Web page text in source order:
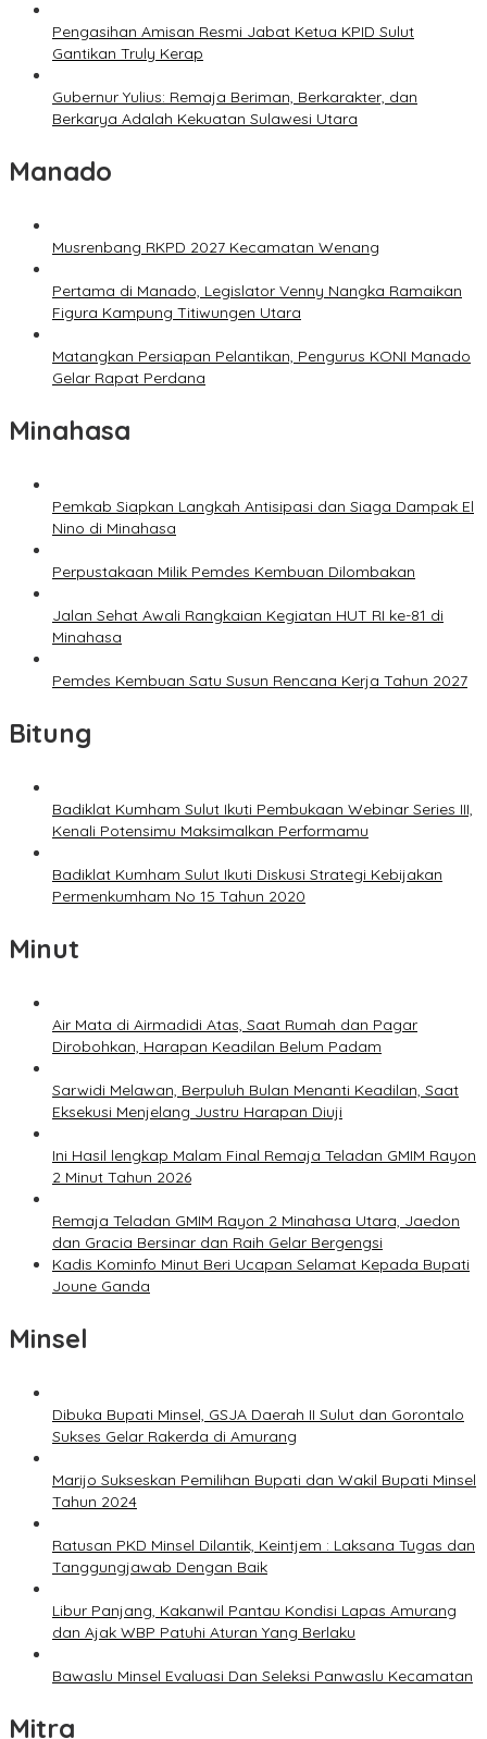
Pengasihan Amisan Resmi Jabat Ketua KPID Sulut
Gantikan Truly Kerap
Gubernur Yulius: Remaja Beriman, Berkarakter, dan
Berkarya Adalah Kekuatan Sulawesi Utara
Manado
Musrenbang RKPD 2027 Kecamatan Wenang
Pertama di Manado, Legislator Venny Nangka Ramaikan
Figura Kampung Titiwungen Utara
Matangkan Persiapan Pelantikan, Pengurus KONI Manado
Gelar Rapat Perdana
Minahasa
Pemkab Siapkan Langkah Antisipasi dan Siaga Dampak El
Nino di Minahasa
Perpustakaan Milik Pemdes Kembuan Dilombakan
Jalan Sehat Awali Rangkaian Kegiatan HUT RI ke-81 di
Minahasa
Pemdes Kembuan Satu Susun Rencana Kerja Tahun 2027
Bitung
Badiklat Kumham Sulut Ikuti Pembukaan Webinar Series III,
Kenali Potensimu Maksimalkan Performamu
Badiklat Kumham Sulut Ikuti Diskusi Strategi Kebijakan
Permenkumham No 15 Tahun 2020
Minut
Air Mata di Airmadidi Atas, Saat Rumah dan Pagar
Dirobohkan, Harapan Keadilan Belum Padam
Sarwidi Melawan, Berpuluh Bulan Menanti Keadilan, Saat
Eksekusi Menjelang Justru Harapan Diuji
Ini Hasil lengkap Malam Final Remaja Teladan GMIM Rayon
2 Minut Tahun 2026
Remaja Teladan GMIM Rayon 2 Minahasa Utara, Jaedon
dan Gracia Bersinar dan Raih Gelar Bergengsi
Kadis Kominfo Minut Beri Ucapan Selamat Kepada Bupati
Joune Ganda
Minsel
Dibuka Bupati Minsel, GSJA Daerah II Sulut dan Gorontalo
Sukses Gelar Rakerda di Amurang
Marijo Sukseskan Pemilihan Bupati dan Wakil Bupati Minsel
Tahun 2024
Ratusan PKD Minsel Dilantik, Keintjem : Laksana Tugas dan
Tanggungjawab Dengan Baik
Libur Panjang, Kakanwil Pantau Kondisi Lapas Amurang
dan Ajak WBP Patuhi Aturan Yang Berlaku
Bawaslu Minsel Evaluasi Dan Seleksi Panwaslu Kecamatan
Mitra